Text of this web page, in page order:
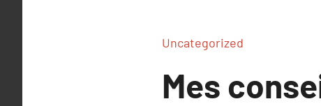
Uncategorized
Mes